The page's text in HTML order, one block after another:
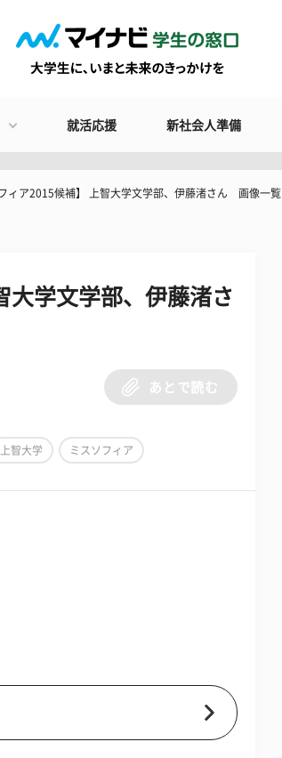
就活応援 新社会人準備
フィア2015候補】 上智大学文学部、伊藤渚さん 画像一覧
大学文学部、伊藤渚さ
あとで読む
上智大学 ミスソフィア